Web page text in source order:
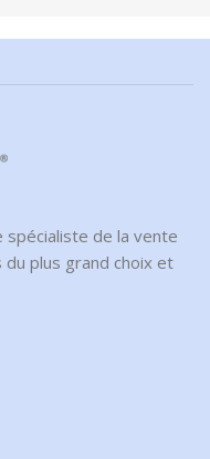
spécialiste de la vente
du plus grand choix et